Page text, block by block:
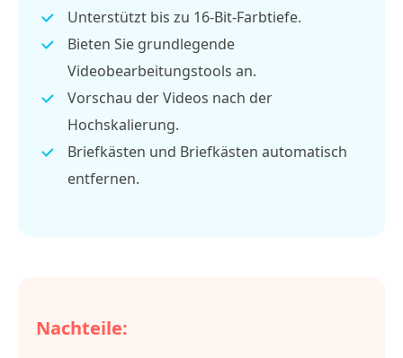
Unterstützt bis zu 16-Bit-Farbtiefe.
Bieten Sie grundlegende
Videobearbeitungstools an.
Vorschau der Videos nach der
Hochskalierung.
Briefkästen und Briefkästen automatisch
entfernen.
Nachteile: